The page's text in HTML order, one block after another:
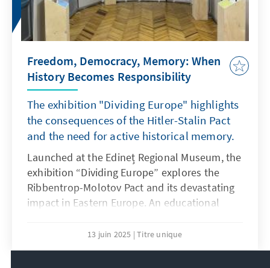
Freedom, Democracy, Memory: When
History Becomes Responsibility
The exhibition "Dividing Europe" highlights
the consequences of the Hitler-Stalin Pact
and the need for active historical memory.
Launched at the Edineț Regional Museum, the
exhibition “Dividing Europe” explores the
Ribbentrop-Molotov Pact and its devastating
impact in Eastern Europe. An educational
democratic values, and civic engagement.
13 juin 2025 Titre unique